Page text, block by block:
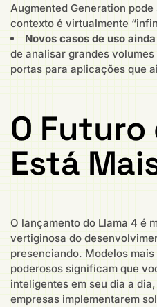
Augmented Generation
contexto é virtualmente
Novos casos de uso
de analisar grandes
portas para aplicações que
O Futuro
Está
O lançamento do Llama 4 é
vertiginosa do
presenciando. Modelos
poderosos significam que
inteligentes em seu dia a
empresas implementarem